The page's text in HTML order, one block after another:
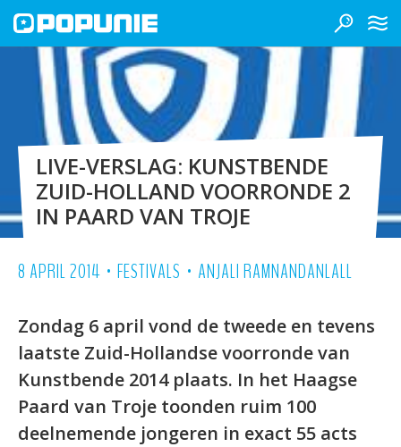
LIVE-VERSLAG: KUNSTBENDE
ZUID-HOLLAND VOORRONDE 2
IN PAARD VAN TROJE
8 APRIL 2014 • FESTIVALS • ANJALI RAMNANDANLALL
Zondag 6 april vond de tweede en tevens
laatste Zuid-Hollandse voorronde van
Kunstbende 2014 plaats. In het Haagse
Paard van Troje toonden ruim 100
deelnemende jongeren in exact 55 acts